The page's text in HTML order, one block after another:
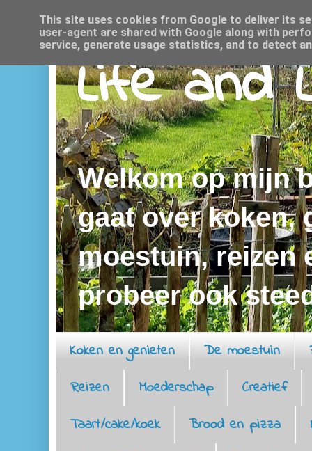
Life and
Welkom op mijn
gaat over koken,
moestuin, reizen
probeer ook
Koken en genieten De moestuin
Reizen
Moederschap
Creatief
Taart/cake/koek
Brood en pizza
This site uses cookies from Google to deliver its
user-agent are shared with Google along with
service, generate usage statistics, and to detect